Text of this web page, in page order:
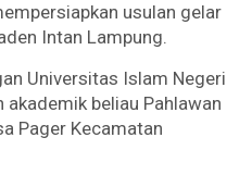
usulan gelar
Intan Lampung.
Universitas Islam Negeri
beliau Pahlawan
Pager Kecamatan